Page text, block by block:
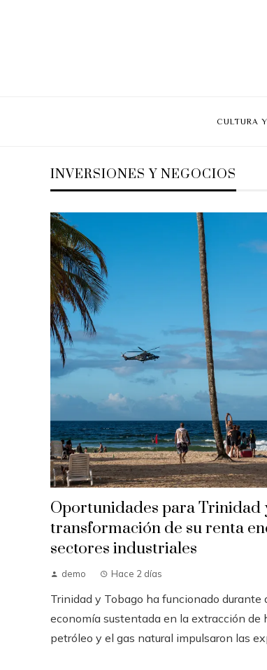
CULTURA
INVERSIONES Y NEGOCIOS
Oportunidades para Trinidad
transformación de su renta
sectores industriales
demo Hace 2 días
Trinidad y Tobago ha funcionado durante
economía sustentada en la extracción de
petróleo y el gas natural impulsaron las